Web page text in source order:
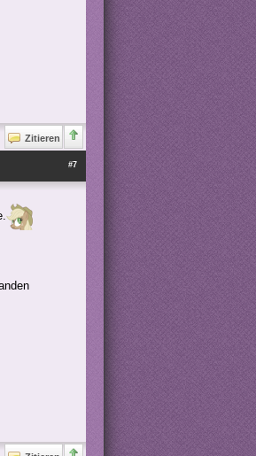
Zitieren
#7